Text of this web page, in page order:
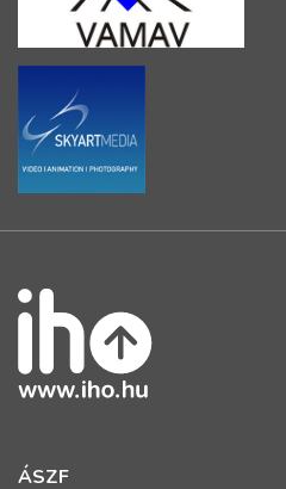
ÁSZF